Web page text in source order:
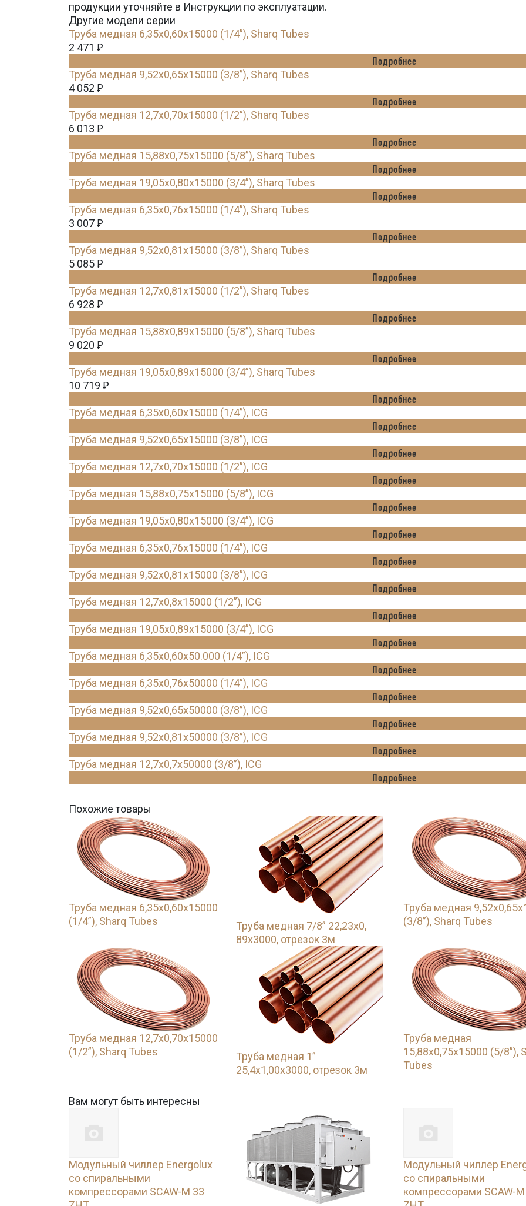
продукции уточняйте в Инструкции по эксплуатации.
Другие модели серии
Труба медная 6,35х0,60х15000 (1/4”), Sharq Tubes
2 471 Ꝑ
Подробнее
Труба медная 9,52х0,65х15000 (3/8”), Sharq Tubes
4 052 Ꝑ
Подробнее
Труба медная 12,7х0,70х15000 (1/2”), Sharq Tubes
6 013 Ꝑ
Подробнее
Труба медная 15,88х0,75х15000 (5/8”), Sharq Tubes
Подробнее
Труба медная 19,05х0,80х15000 (3/4”), Sharq Tubes
Подробнее
Труба медная 6,35х0,76х15000 (1/4”), Sharq Tubes
3 007Ꝑ
Подробнее
Труба медная 9,52х0,81х15000 (3/8”), Sharq Tubes
5 085Ꝑ
Подробнее
Труба медная 12,7х0,81х15000 (1/2”), Sharq Tubes
6 928 Ꝑ
Подробнее
Труба медная 15,88х0,89х15000 (5/8”), Sharq Tubes
9 020 Ꝑ
Подробнее
Труба медная 19,05х0,89х15000 (3/4”), Sharq Tubes
10 719 Ꝑ
Подробнее
Труба медная 6,35х0,60х15000 (1/4”), ICG
Подробнее
Труба медная 9,52х0,65х15000 (3/8”), ICG
Подробнее
Труба медная 12,7х0,70х15000 (1/2”), ICG
Подробнее
Труба медная 15,88х0,75х15000 (5/8”), ICG
Подробнее
Труба медная 19,05х0,80х15000 (3/4”), ICG
Подробнее
Труба медная 6,35х0,76х15000 (1/4”), ICG
Подробнее
Труба медная 9,52х0,81х15000 (3/8”), ICG
Подробнее
Труба медная 12,7х0,8х15000 (1/2”), ICG
Подробнее
Труба медная 19,05х0,89х15000 (3/4”), ICG
Подробнее
Труба медная 6,35х0,60х50.000 (1/4”), ICG
Подробнее
Труба медная 6,35х0,76х50000 (1/4”), ICG
Подробнее
Труба медная 9,52х0,65х50000 (3/8”), ICG
Подробнее
Труба медная 9,52х0,81х50000 (3/8”), ICG
Подробнее
Труба медная 12,7х0,7х50000 (3/8”), ICG
Подробнее
Похожие товары
Труба медная 6,35х0,60х15000
(1/4”), Sharq Tubes
Труба медная 7/8” 22,23х0,
89х3000, отрезок 3м
Труба медная
(3/8”), Sharq Tubes
Труба медная 12,7х0,70х15000
(1/2”), Sharq Tubes
Труба медная 1”
25,4х1,00х3000, отрезок 3м
Труба медная
15,88х0,75х15000 (5/8”),
Tubes
Вам могут быть интересны
Модульный чиллер Energolux
со спиральными
компрессорами SCAW-M 33
Модульный чиллер
со спиральными
компрессорами SCAW-